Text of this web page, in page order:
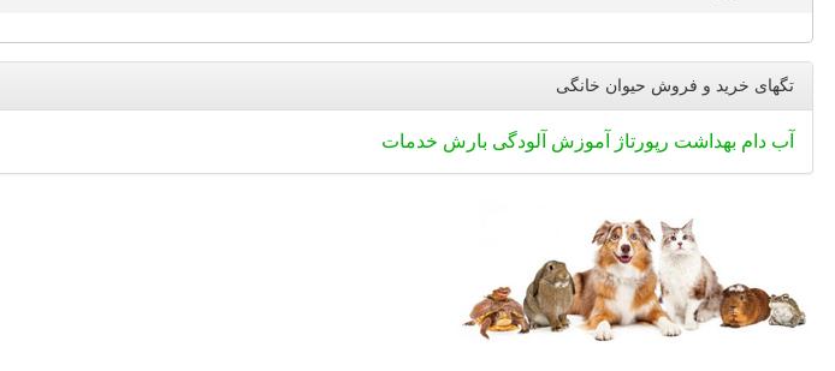
تگهای خرید و فروش حیوان خانگی
آب دام بهداشت رپورتاژ آموزش آلودگی بارش خدمات